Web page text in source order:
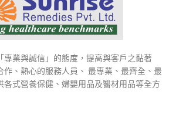
專業與誠信」的態度，提高與客戶之黏著
作、熱心的服務人員、 最專業、最齊全、最
各式營養保健、婦嬰用品及醫材用品等全方